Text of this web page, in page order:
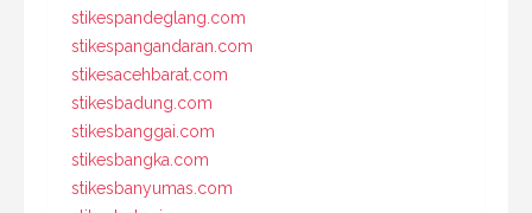
stikespandeglang.com
stikespangandaran.com
stikesacehbarat.com
stikesbadung.com
stikesbanggai.com
stikesbangka.com
stikesbanyumas.com